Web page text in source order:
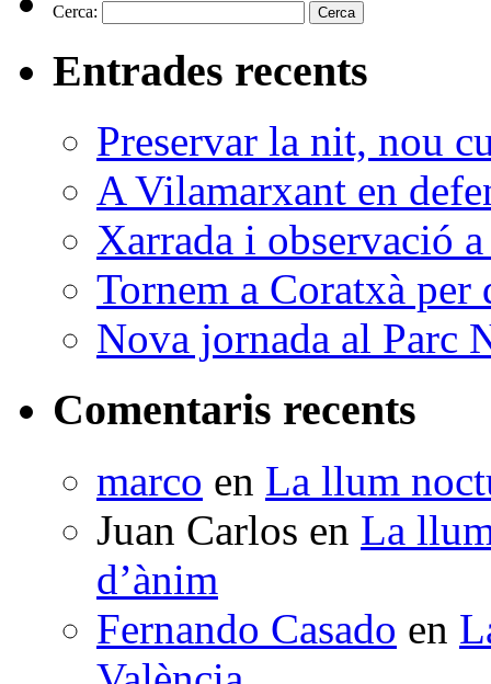
Cerca:
Entrades recents
Preservar la nit, nou
A Vilamarxant en
Xarrada i observació
Tornem a Coratxà per
Nova jornada al Parc
Comentaris recents
marco en La llum
Juan Carlos en La
d’ànim
Fernando Casado en